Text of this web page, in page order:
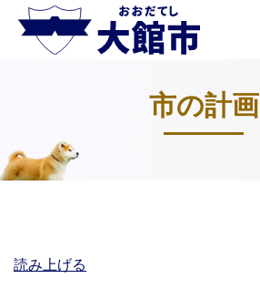
市の計画
読み上げる